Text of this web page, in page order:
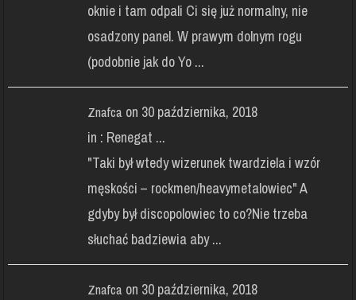
oknie i tam odpali Ci się już normalny, nie
osadzony panel. W prawym dolnym rogu
(podobnie jak do Yo ...
Znafca on 30 października, 2018
in : Renegat ...
"Taki był wtedy wizerunek twardziela i wzór
męskości – rockmen/heavymetalowiec" A
gdyby był discopolowiec to co?Nie trzeba
słuchać badziewia aby ...
Znafca on 30 października, 2018